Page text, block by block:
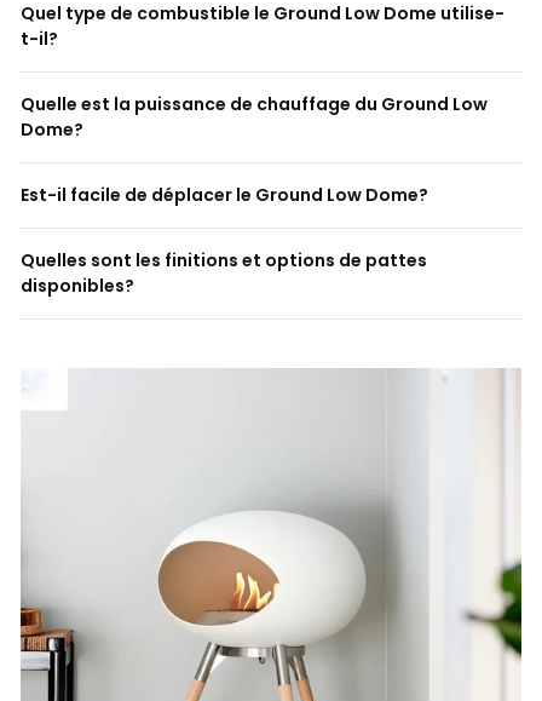
Quel type de combustible le Ground Low Dome utilise-
t-il?
Quelle est la puissance de chauffage du Ground Low
Dome?
Est-il facile de déplacer le Ground Low Dome?
Quelles sont les finitions et options de pattes
disponibles?